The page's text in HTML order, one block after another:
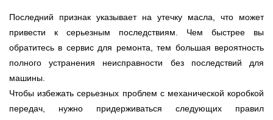
Последний признак указывает на утечку масла, что может
привести к серьезным последствиям. Чем быстрее вы
обратитесь в сервис для ремонта, тем большая вероятность
полного устранения неисправности без последствий для
машины.
Чтобы избежать серьезных проблем с механической коробкой
передач, нужно придерживаться следующих правил